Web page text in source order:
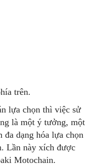
trên.
lựa chọn thì việc sử
là một ý tưởng, một
đa dạng hóa lựa chọn
Lần này xích được
Motochain.